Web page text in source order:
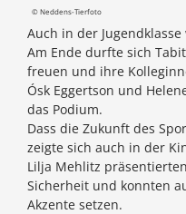
© Neddens-Tierfoto
Auch in der
Am Ende durfte sich
freuen und ihre
Ósk Eggertson und
das Podium.
Dass die Zukunft des
zeigte sich auch in der
Lilja Mehlitz
Sicherheit und konnten
Akzente setzen.